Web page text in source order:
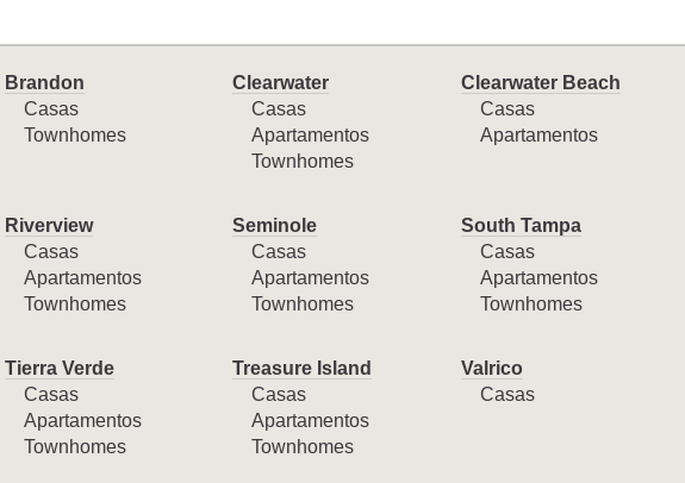
Brandon
Casas
Townhomes
Clearwater
Casas
Apartamentos
Townhomes
Clearwater Beach
Casas
Apartamentos
Riverview
Casas
Apartamentos
Townhomes
Seminole
Casas
Apartamentos
Townhomes
South Tampa
Casas
Apartamentos
Townhomes
Tierra Verde
Casas
Apartamentos
Townhomes
Treasure Island
Casas
Apartamentos
Townhomes
Valrico
Casas